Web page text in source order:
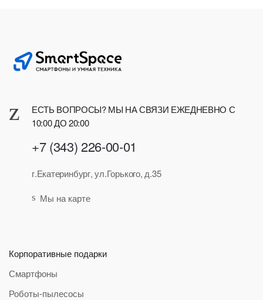
ЕСТЬ ВОПРОСЫ? МЫ НА СВЯЗИ ЕЖЕДНЕВНО С
10:00 ДО 20:00
+7 (343) 226-00-01
г.Екатеринбург, ул.Горького, д.35
Мы на карте
Корпоративные подарки
Смартфоны
Роботы-пылесосы